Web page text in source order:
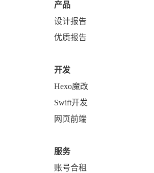
产品
设计报告
优质报告
开发
Hexo魔改
Swift开发
网页前端
服务
账号合租